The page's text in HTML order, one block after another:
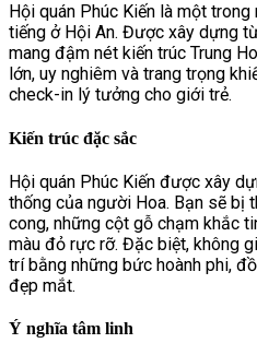
Hội quán Phúc Kiến là một
tiếng ở Hội An. Được xây dựng
mang đậm nét kiến trúc Trung
lớn, uy nghiêm và trang trọng
check-in lý tưởng cho giới trẻ.
Kiến trúc đặc sắc
Hội quán Phúc Kiến được xây
thống của người Hoa. Bạn sẽ bị
cong, những cột gỗ chạm khắc
màu đỏ rực rỡ. Đặc biệt, không
trí bằng những bức hoành phi,
đẹp mắt.
Ý nghĩa tâm linh